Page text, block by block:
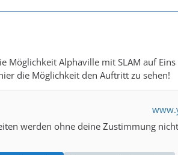
Möglichkeit Alphaville mit SLAM auf
die Möglichkeit den Auftritt zu sehen!
werden ohne deine Zustimmung